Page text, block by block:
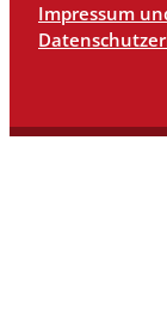
Impressum